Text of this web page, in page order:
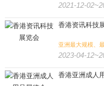
2021-12-
香港资讯科技
亚洲最大规模、
2023-04-
香港亚洲成人